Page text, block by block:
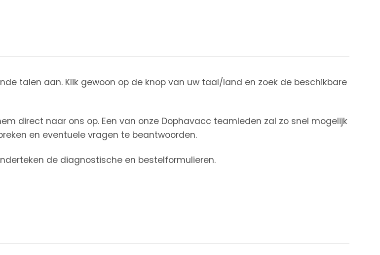
talen aan. Klik gewoon op de knop van uw taal/land en zoek de beschikbare
direct naar ons op. Een van onze Dophavacc teamleden zal zo snel mogelijk
en eventuele vragen te beantwoorden.
de diagnostische en bestelformulieren.